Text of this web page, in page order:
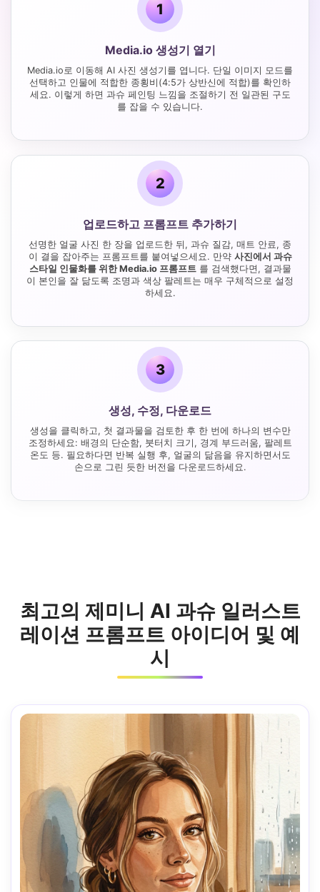
1
Media.io 생성기 열기
Media.io로 이동해 AI 사진 생성기를 엽니다. 단일 이미지 모드를
선택하고 인물에 적합한 종횡비(4:5가 상반신에 적합)를 확인하
세요. 이렇게 하면 과슈 페인팅 느낌을 조절하기 전 일관된 구도
를 잡을 수 있습니다.
2
업로드하고 프롬프트 추가하기
선명한 얼굴 사진 한 장을 업로드한 뒤, 과슈 질감, 매트 안료, 종
이 결을 잡아주는 프롬프트를 붙여넣으세요. 만약 사진에서 과슈
스타일 인물화를 위한 Media.io 프롬프트 를 검색했다면, 결과물
이 본인을 잘 닮도록 조명과 색상 팔레트는 매우 구체적으로 설정
하세요.
3
생성, 수정, 다운로드
생성을 클릭하고, 첫 결과물을 검토한 후 한 번에 하나의 변수만
조정하세요: 배경의 단순함, 붓터치 크기, 경계 부드러움, 팔레트
온도 등. 필요하다면 반복 실행 후, 얼굴의 닮음을 유지하면서도
손으로 그린 듯한 버전을 다운로드하세요.
최고의 제미니 AI 과슈 일러스트
레이션 프롬프트 아이디어 및 예
시